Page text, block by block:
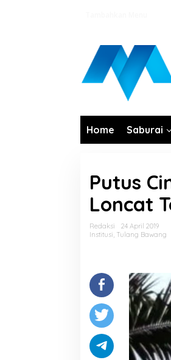
Home Saburai
Putus
Loncat
Redaksi
24 April 2019
Institusi, Tulang Bawang